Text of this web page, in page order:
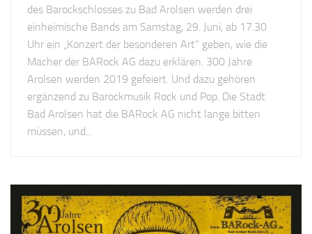
des Barockschlosses zu Bad Arolsen werden drei
einheimische Bands am Samstag, 29. Juni, ab 17.30
Uhr ein „Konzert der besonderen Art“ geben, wie die
Macher der BARock AG dazu erklären. 300 Jahre
Arolsen werden 2019 gefeiert. Und dazu gehören
ergänzend zu Barockmusik Rock und Pop. Die Stadt
Bad Arolsen hat die BARock AG nicht lange bitten
müssen, und...